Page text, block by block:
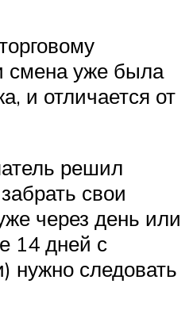
смена уже была
и отличается от
решил
свои
через день или
14 дней с
нужно следовать